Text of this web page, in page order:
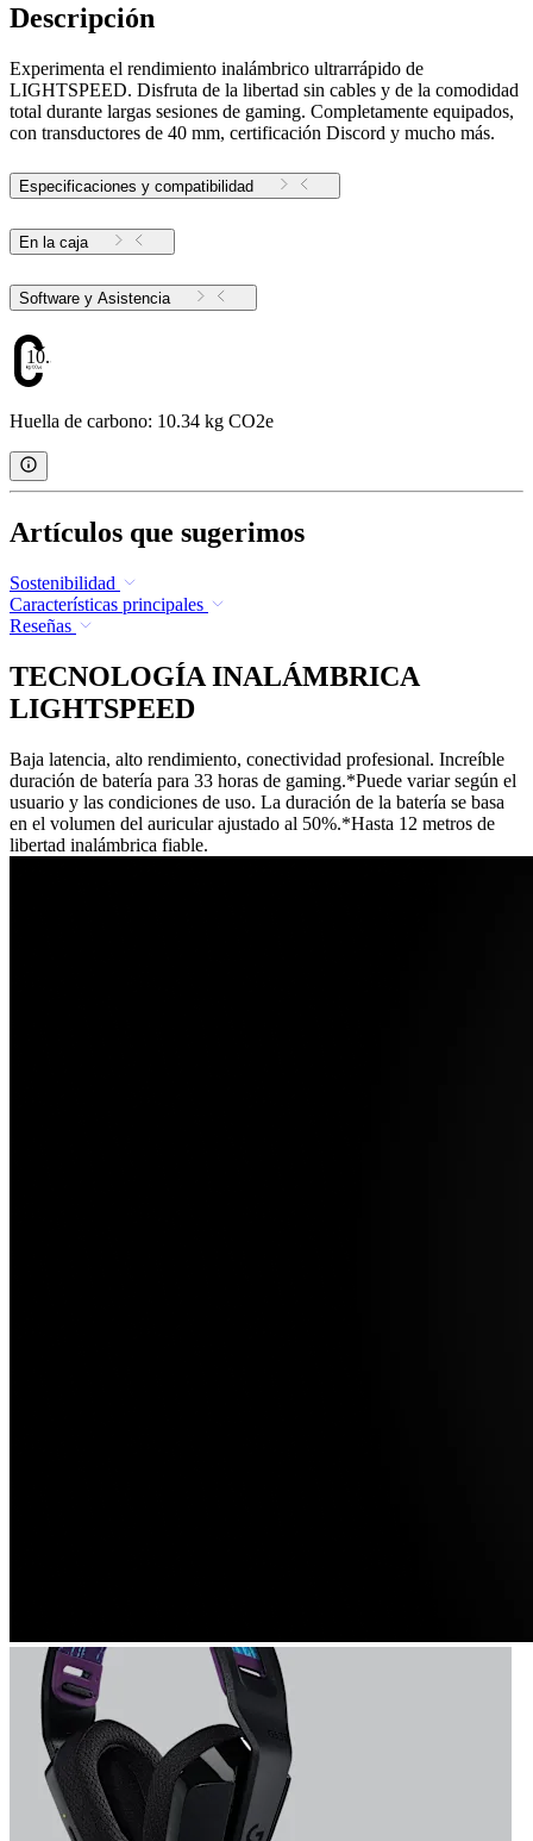
Descripción
Experimenta el rendimiento inalámbrico ultrarrápido de
LIGHTSPEED. Disfruta de la libertad sin cables y de la comodidad
total durante largas sesiones de gaming. Completamente equipados,
con transductores de 40 mm, certificación Discord y mucho más.
Especificaciones y compatibilidad
En la caja
Software y Asistencia
10.34
Huella de carbono: 10.34 kg CO2e
Artículos que sugerimos
Sostenibilidad
Características principales
Reseñas
TECNOLOGÍA INALÁMBRICA
LIGHTSPEED
Baja latencia, alto rendimiento, conectividad profesional. Increíble
duración de batería para 33 horas de gaming.*Puede variar según el
usuario y las condiciones de uso. La duración de la batería se basa
en el volumen del auricular ajustado al 50%.*Hasta 12 metros de
libertad inalámbrica fiable.